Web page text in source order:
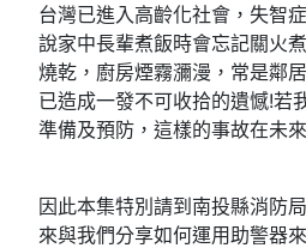
台灣已進入高齡化社會，失智
說家中長輩煮飯時會忘記關火
燒乾，廚房煙霧瀰漫，常是鄰
已造成一發不可收拾的遺憾!若
準備及預防，這樣的事故在未
因此本集特別請到南投縣消防
來與我們分享如何運用助警器